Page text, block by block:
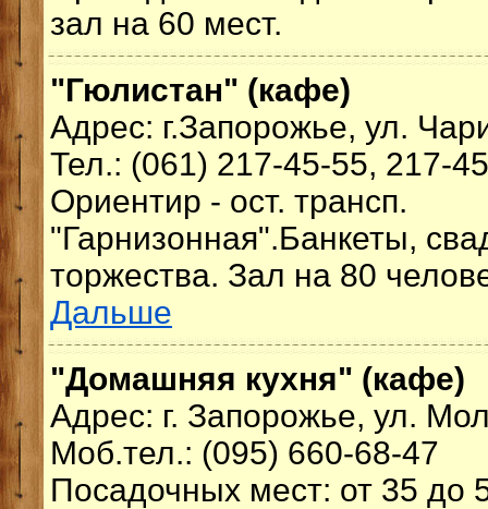
зал на 60 мест.
"Гюлистан" (кафе)
Адрес: г.Запорожье, ул.
Тел.: (061) 217-45-55, 217-
Ориентир - ост. трансп.
"Гарнизонная".Банкеты,
торжества. Зал на 80
Дальше
"Домашняя кухня" (кафе)
Адрес: г. Запорожье, ул.
Моб.тел.: (095) 660-68-47
Посадочных мест: от 35 до